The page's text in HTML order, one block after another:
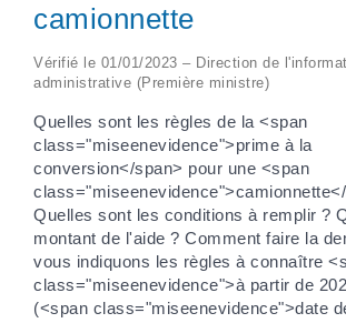
camionnette
Vérifié le 01/01/2023 – Direction de
administrative (Première ministre)
Quelles sont les règles de la <span
class="miseenevidence">prime à la
conversion</span> pour une <span
Quelles sont les conditions à remplir ?
montant de l'aide ? Comment faire la
vous indiquons les règles à connaître
class="miseenevidence">à partir de
(<span class="miseenevidence">date